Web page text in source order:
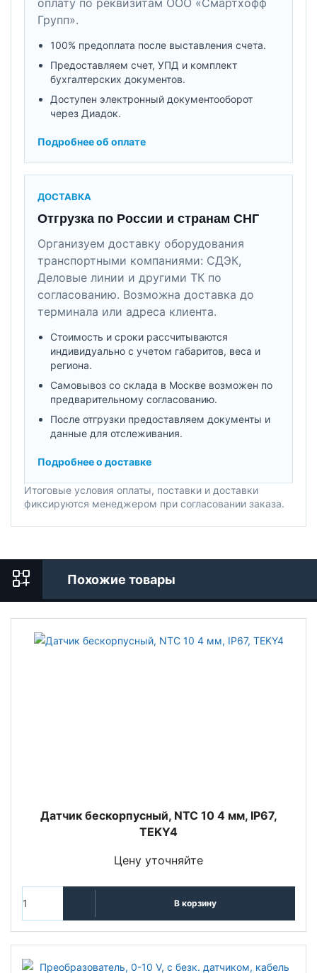
Групп».
100% предоплата после выставления счета.
Предоставляем счет, УПД и комплект
бухгалтерских документов.
Доступен электронный документооборот
через Диадок.
Подробнее об оплате
ДОСТАВКА
Отгрузка по России и странам СНГ
Организуем доставку оборудования
транспортными компаниями: СДЭК,
Деловые линии и другими ТК по
согласованию. Возможна доставка до
терминала или адреса клиента.
Стоимость и сроки рассчитываются
индивидуально с учетом габаритов, веса и
региона.
Самовывоз со склада в Москве возможен по
предварительному согласованию.
После отгрузки предоставляем документы и
данные для отслеживания.
Подробнее о доставке
Итоговые условия оплаты, поставки и доставки
фиксируются менеджером при согласовании заказа.
Похожие товары
Датчик бескорпусный, NTC 10 4 мм, IP67,
TEKY4
Цену уточняйте
В корзину